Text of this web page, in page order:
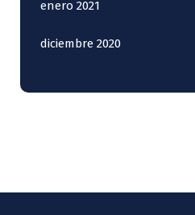
enero 2021
diciembre 2020